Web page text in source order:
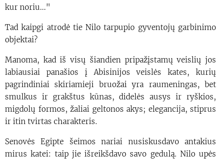
kur noriu..."
Tad kaipgi atrodė tie Nilo tarpupio gyventojų garbinimo
objektai?
Manoma, kad iš visų šiandien pripažįstamų veislių jos
labiausiai panašios į Abisinijos veislės kates, kurių
pagrindiniai skiriamieji bruožai yra raumeningas, bet
smulkus ir grakštus kūnas, didelės ausys ir ryškios,
migdolų formos, žaliai geltonos akys; elegancija, stiprus
ir itin tvirtas charakteris.
Senovės Egipte šeimos nariai nusiskusdavo antakius
mirus katei: taip jie išreikšdavo savo gedulą. Nilo upės